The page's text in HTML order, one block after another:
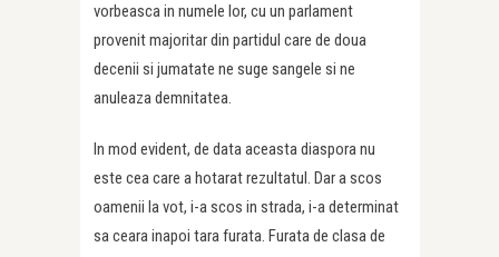
vorbeasca in numele lor, cu un parlament
provenit majoritar din partidul care de doua
decenii si jumatate ne suge sangele si ne
anuleaza demnitatea.
In mod evident, de data aceasta diaspora nu
este cea care a hotarat rezultatul. Dar a scos
oamenii la vot, i-a scos in strada, i-a determinat
sa ceara inapoi tara furata. Furata de clasa de